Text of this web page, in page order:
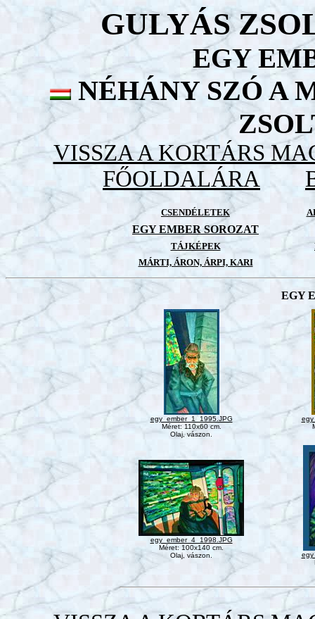
GULYÁS
EGY
NÉHÁNY SZÓ A
VISSZA A KORTÁRS
FŐOLDALÁRA
CSENDÉLETEK
EGY EMBER SOROZAT
TÁJKÉPEK
MÁRTI, ÁRON, ÁRPI, KARI
EGY
egy_ember_1_1995.JPG
Méret: 110x60 cm.
Olaj, vászon.
egy_ember_4_1998.JPG
Méret: 100x140 cm.
Olaj, vászon.